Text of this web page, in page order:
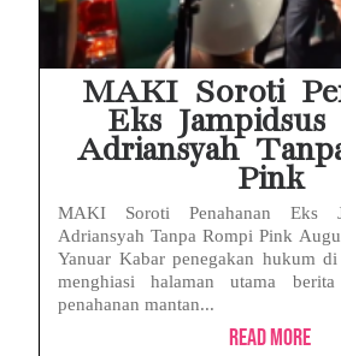
MAKI Soroti
Eks Jampidsus
Adriansyah
Pink
MAKI Soroti Penahanan Eks
Adriansyah Tanpa Rompi Pink
Yanuar Kabar penegakan hukum
menghiasi halaman utama
penahanan mantan...
Read More